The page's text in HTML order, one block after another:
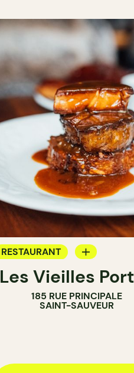
RESTAURANT
BAR
Les Vieilles
185 RUE PRINCIPALE
SAINT-SAUVEUR